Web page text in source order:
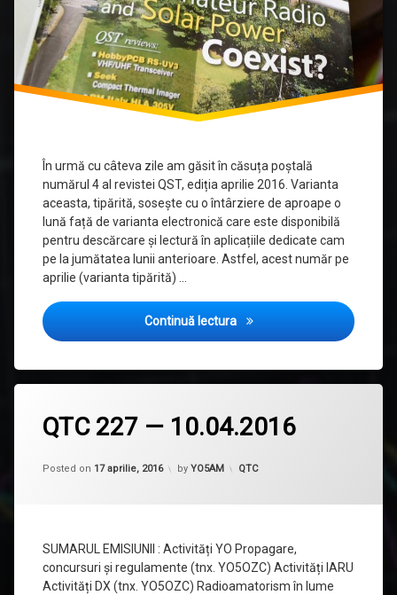
În urmă cu câteva zile am găsit în căsuța poștală
numărul 4 al revistei QST, ediția aprilie 2016. Varianta
aceasta, tipărită, sosește cu o întârziere de aproape o
lună față de varianta electronică care este disponibilă
pentru descărcare și lectură în aplicațiile dedicate cam
pe la jumătatea lunii anterioare. Astfel, acest număr pe
aprilie (varianta tipărită) …
Continuă lectura QST — Aprilie 2016
QTC 227 — 10.04.2016
Posted on 17 aprilie, 2016
Updated on 17 aprilie, 2016
by YO5AM Categorii:
QTC
SUMARUL EMISIUNII : Activități YO Propagare,
concursuri și regulamente (tnx. YO5OZC) Activități IARU
Activități DX (tnx. YO5OZC) Radioamatorism în lume